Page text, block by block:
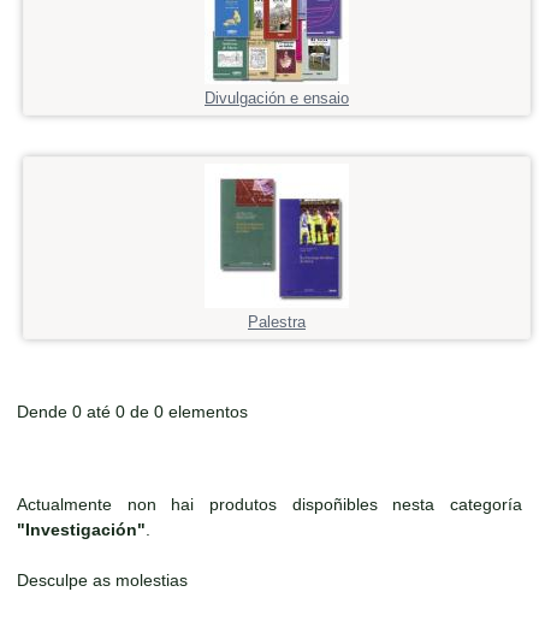
Divulgación e ensaio
Palestra
Dende 0 até 0 de 0 elementos
Actualmente non hai produtos dispoñibles nesta categoría
"Investigación"
Desculpe as molestias